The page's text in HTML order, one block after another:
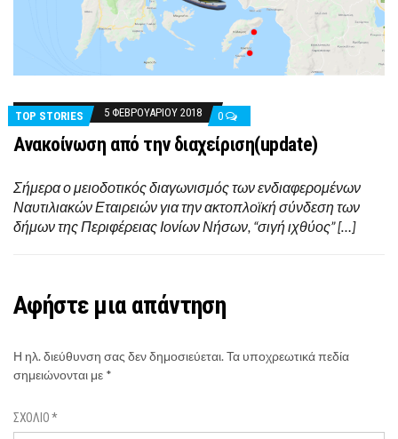
TOP STORIES 5 ΦΕΒΡΟΥΑΡΊΟΥ 2018 0
Aνακοίνωση από την διαχείριση(update)
Σήμερα ο μειοδοτικός διαγωνισμός των ενδιαφερομένων
Ναυτιλιακών Εταιρειών για την ακτοπλοϊκή σύνδεση των
δήμων της Περιφέρειας Ιονίων Νήσων, “σιγή ιχθύος” […]
Αφήστε μια απάντηση
Η ηλ. διεύθυνση σας δεν δημοσιεύεται.Τα υποχρεωτικά πεδία
σημειώνονται με *
ΣΧΌΛΙΟ*